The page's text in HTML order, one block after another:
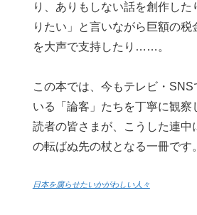
り、ありもしない話を創作した
りたい」と言いながら巨額の税
を大声で支持したり……。
この本では、今もテレビ・SNS
いる「論客」たちを丁寧に観察
読者の皆さまが、こうした連中
の転ばぬ先の杖となる一冊です。
日本を腐らせたいかがわしい人々